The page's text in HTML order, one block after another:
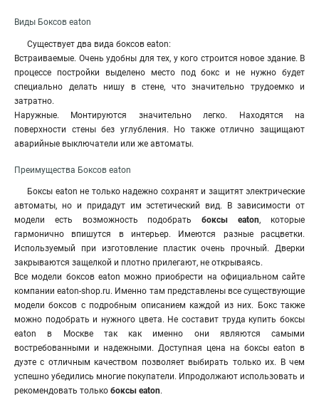
Виды Боксов eaton
Существует два вида боксов eaton:
Встраиваемые. Очень удобны для тех, у кого строится новое здание. В
процессе постройки выделено место под бокс и не нужно будет
специально делать нишу в стене, что значительно трудоемко и
затратно.
Наружные. Монтируются значительно легко. Находятся на
поверхности стены без углубления. Но также отлично защищают
аварийные выключатели или же автоматы.
Преимущества Боксов eaton
Боксы eaton не только надежно сохранят и защитят электрические
автоматы, но и придадут им эстетический вид. В зависимости от
модели есть возможность подобратьбоксы eaton, которые
гармонично впишутся в интерьер. Имеются разные расцветки.
Используемый при изготовление пластик очень прочный. Дверки
закрываются защелкой и плотно прилегают, не открываясь.
Все модели боксов eaton можно приобрести на официальном сайте
компании eaton-shop.ru. Именно там представлены все существующие
модели боксов с подробным описанием каждой из них. Бокс также
можно подобрать и нужного цвета. Не составит труда купить боксы
eaton в Москве так как именно они являются самыми
востребованными и надежными. Доступная цена на боксы eaton в
дуэте с отличным качеством позволяет выбирать только их. В чем
успешно убедились многие покупатели. Ипродолжают использовать и
рекомендовать только боксы eaton.